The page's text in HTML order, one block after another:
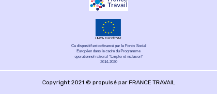
Ce dispositif est cofinancé par le Fonds Social
Européen dans le cadre du Programme
opérationnel national "Emploi et inclusion"
2014-2020
Copyright 2021 © propulsé par FRANCE TRAVAIL